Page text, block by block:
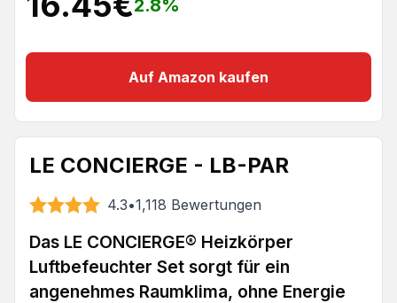
2.8%
Auf Amazon kaufen
LE CONCIERGE - LB-PAR
4.3•1,118 Bewertungen
Das LE CONCIERGE® Heizkörper
Luftbefeuchter Set sorgt für ein
angenehmes Raumklima, ohne Energie